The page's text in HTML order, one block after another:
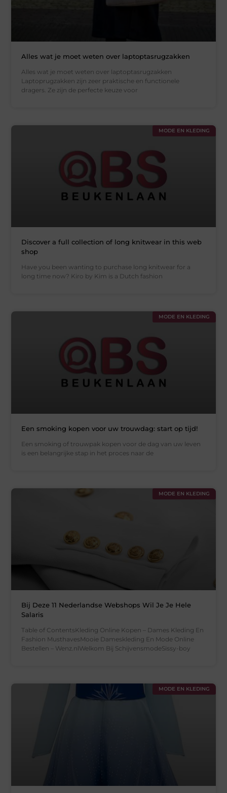
Alles wat je moet weten over laptoptasrugzakken
Alles wat je moet weten over laptoptasrugzakken
Laptoprugzakken zijn zeer praktische en functionele
dragers. Ze zijn de perfecte keuze voor
MODE EN KLEDING
Discover a full collection of long knitwear in this web
shop
Have you been wanting to purchase long knitwear for a
long time now? Kiro by Kim is a Dutch fashion
MODE EN KLEDING
Een smoking kopen voor uw trouwdag: start op tijd!
Een smoking of trouwpak kopen voor de dag van uw leven
is een belangrijke stap in het proces naar de
MODE EN KLEDING
Bij Deze 11 Nederlandse Webshops Wil Je Je Hele
Salaris
Table of ContentsKleding Online Kopen – Dames Kleding En
Fashion MusthavesMooie Dameskleding En Mode Online
Bestellen – Wenz.nlWelkom Bij SchijvensmodeSissy-boy
MODE EN KLEDING